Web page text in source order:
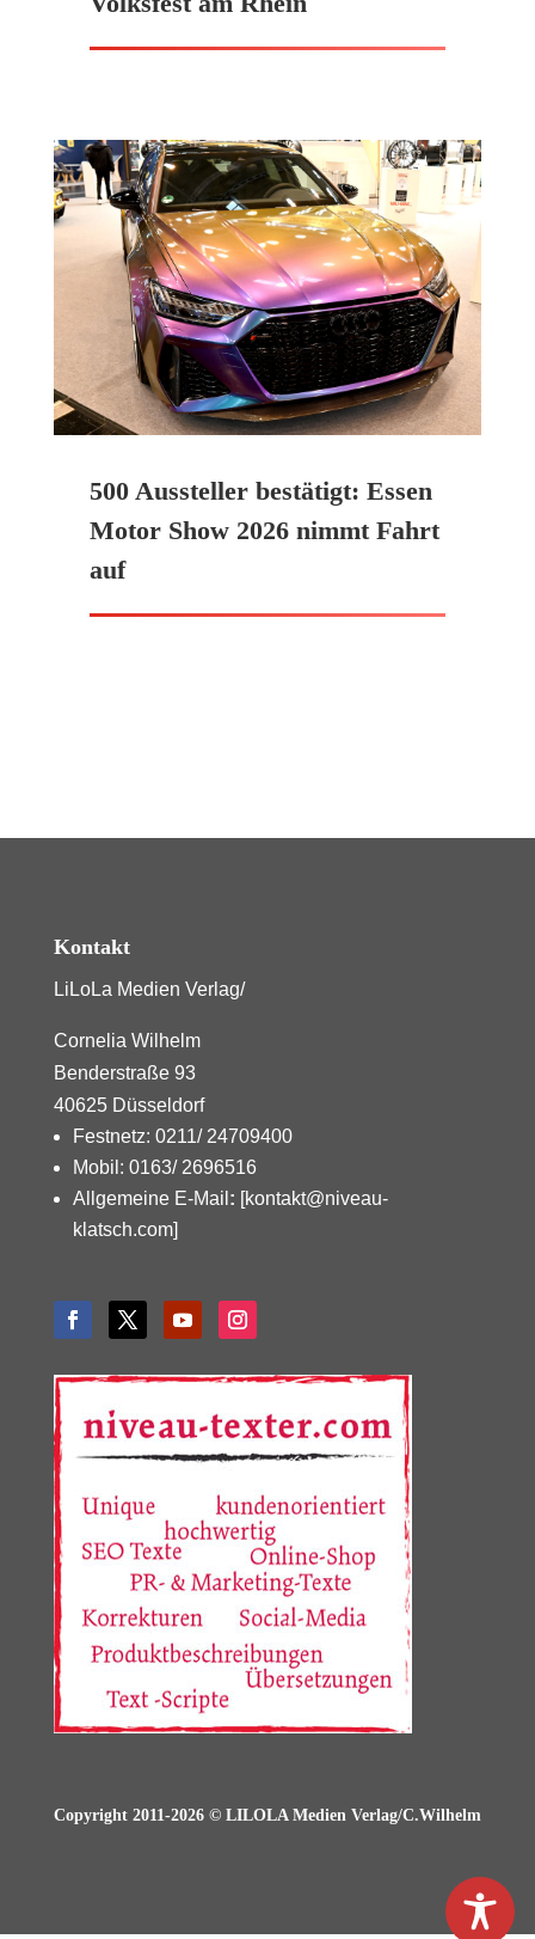
500 Aussteller bestätigt: Essen
Motor Show 2026 nimmt Fahrt
auf
Kontakt
LiLoLa Medien Verlag/
Cornelia Wilhelm
Benderstraße 93
40625 Düsseldorf
Festnetz: 0211/ 24709400
Mobil: 0163/ 2696516
Allgemeine E-Mail : [kontakt@niveau-
klatsch.com]
Copyright 2011-2026 © LILOLA Medien Verlag/C.Wilhelm